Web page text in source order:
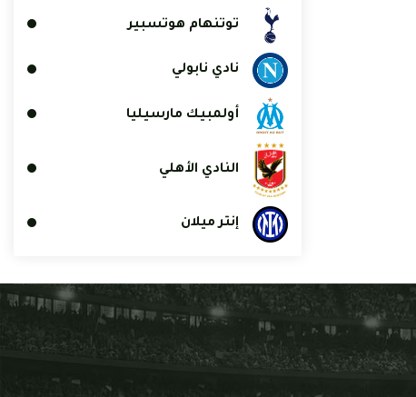
توتنهام هوتسبير
نادي نابولي
أولمبيك مارسيليا
النادي الأهلي
إنتر ميلان